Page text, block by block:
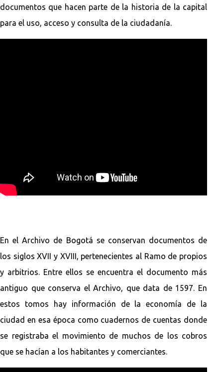
documentos que hacen parte de la historia de la capital
para el uso, acceso y consulta de la ciudadanía.
En el Archivo de Bogotá se conservan documentos de
los siglos XVII y XVIII, pertenecientes al Ramo de propios
y arbitrios. Entre ellos se encuentra el documento más
antiguo que conserva el Archivo, que data de 1597. En
estos tomos hay información de la economía de la
ciudad en esa época como cuadernos de cuentas donde
se registraba el movimiento de muchos de los cobros
que se hacían a los habitantes y comerciantes.